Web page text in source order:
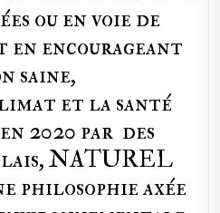
ou en voie de
encourageant
saine,
et la santé
2020 par des
NATUREL
philosophie axée